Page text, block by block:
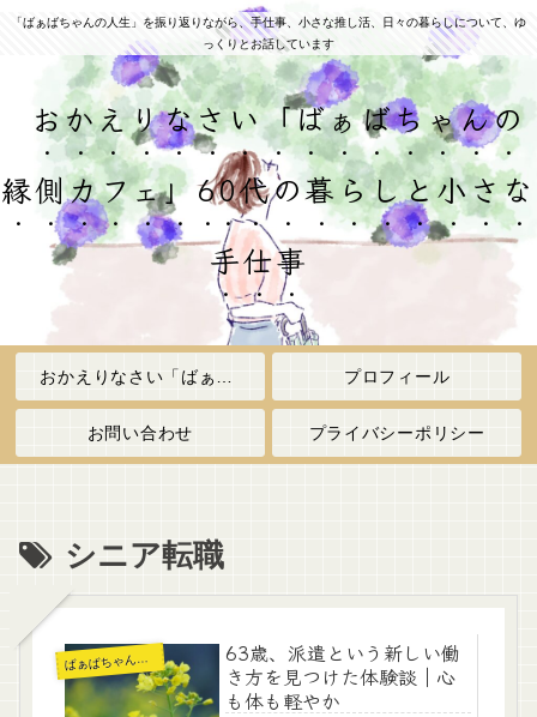
「ばぁばちゃんの人生」を振り返りながら、手仕事、小さな推し活、日々の暮らしについて、ゆ
っくりとお話しています
おかえりなさい「ばぁばちゃんの
縁側カフェ」60代の暮らしと小さな
手仕事
プロフィール
お問い合わせ プライバシーポリシー
シニア転職
ばぁばちゃんの暮らし
63歳、派遣という新しい働
き方を見つけた体験談｜心
も体も軽やか